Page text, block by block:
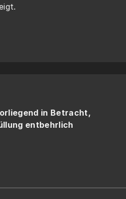
in Betracht,
entbehrlich